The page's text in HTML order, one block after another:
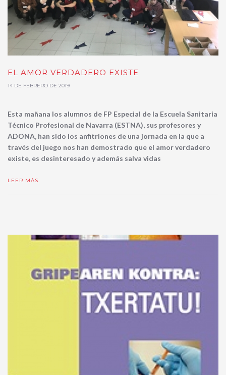
EL AMOR VERDADERO EXISTE
14 DE FEBRERO DE 2019
Esta mañana los alumnos de FP Especial de la Escuela Sanitaria
Técnico Profesional de Navarra (ESTNA), sus profesores y
ADONA, han sido los anfitriones de una jornada en la que a
través del juego nos han demostrado que el amor verdadero
existe, es desinteresado y además salva vidas
LEER MÁS